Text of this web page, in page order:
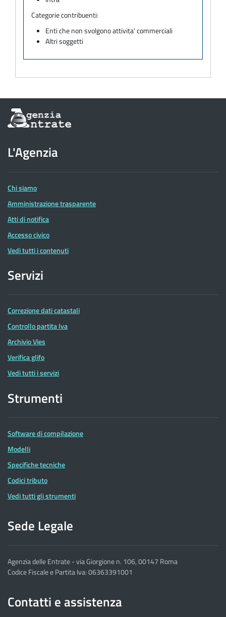
Categorie contribuenti:
Enti che non svolgono attivita' commerciali
Altri soggetti
Informazioni
sul
dell'Agenzia
delle
Entrate
L'Agenzia
Chi siamo
Amministrazione trasparente
Atti di notifica
Accesso civico
Vedi tutti i contenuti
Servizi
Correzione dati catastali
Controllo partita Iva
Archivio Vies
Verifica glifo
Vedi tutti i servizi
Strumenti
Software di compilazione
Modelli
Specifiche tecniche
Codici tributo
Vedi tutti gli strumenti
Sede Legale
Agenzia delle Entrate - via Giorgione n. 106, 00147 Roma
Codice Fiscale e Partita Iva: 06363391001
Contatti e assistenza